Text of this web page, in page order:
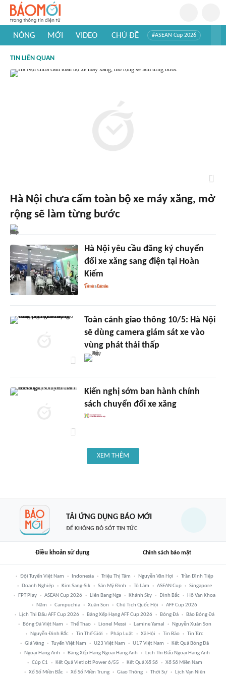
NÓNG MỚI VIDEO CHỦ ĐỀ #ASEAN Cup 2026
#Khám phá thế giới
TIN LIÊN QUAN
Hà Nội chưa cấm toàn bộ xe máy xăng, mở
rộng sẽ làm từng bước
Hà Nội yêu cầu đăng ký chuyển
đổi xe xăng sang điện tại Hoàn
Kiếm
Toàn cảnh giao thông 10/5: Hà Nội
sẽ dùng camera giám sát xe vào
vùng phát thải thấp
Kiến nghị sớm ban hành chính
sách chuyển đổi xe xăng
XEM THÊM
TẢI ỨNG DỤNG BÁO MỚI
ĐỂ KHÔNG BỎ SÓT TIN TỨC
Điều khoản sử dụng Chính sách bảo mật
Đội Tuyển Việt Nam Indonesia Triệu Thị Tâm Nguyễn Văn Hợi
Trần Đình Tiệp
Doanh Nghiệp
Kim Sang-Sik Sân Mỹ Đình Tô Lâm ASEAN Cup
Singapore
FPT Play
ASEAN Cup 2026 Liên Bang Nga Khánh Sky Đình Bắc
Hồ Văn Khoa
Năm
Campuchia Xuân Son Chủ Tịch Quốc Hội
AFF Cup 2026
Lịch Thi Đấu AFF Cup 2026
Bảng Xếp Hạng AFF Cup 2026 Bóng Đá
Báo Bóng Đá
Bóng Đá Việt Nam
Thể Thao Lionel Messi Lamine Yamal
Nguyễn Xuân Son
Nguyễn Đình Bắc
Tin Thế Giới Pháp Luật Xã Hội Tin Bão
Tin Tức
Giá Vàng
Tuyển Việt Nam U23 Việt Nam U17 Việt Nam
Kết Quả Bóng Đá
Ngoại Hạng Anh
Bảng Xếp Hạng Ngoại Hạng Anh
Lịch Thi Đấu Ngoại Hạng Anh
Cúp C1
Kết Quả Vietlott Power 6/55 Kết Quả Xổ Số
Xổ Số Miền Nam
Xổ Số Miền Bắc
Xổ Số Miền Trung Giao Thông Thời Sự Lịch Vạn Niên